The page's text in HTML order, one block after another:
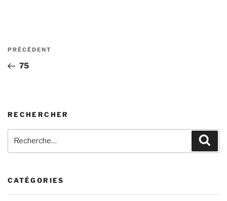
Navigation
l’article
Article
précédent
PRÉCÉDENT
75
RECHERCHER
CATÉGORIES